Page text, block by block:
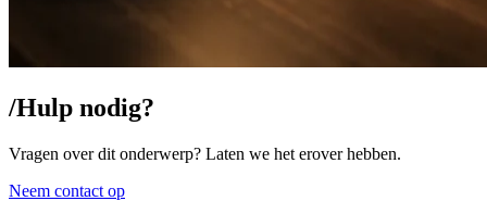
/Hulp nodig?
Vragen over dit onderwerp? Laten we het erover hebben.
Neem contact op